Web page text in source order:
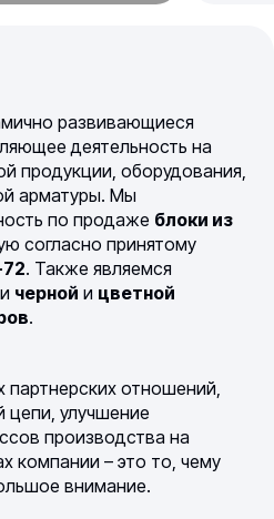
развивающиеся
деятельность на
продукции, оборудования,
арматуры. Мы
по продаже блоки из
согласно принятому
. Также являемся
черной и цветной
.
отношений,
цепи, улучшение
производства на
компании – это то, чему
внимание.